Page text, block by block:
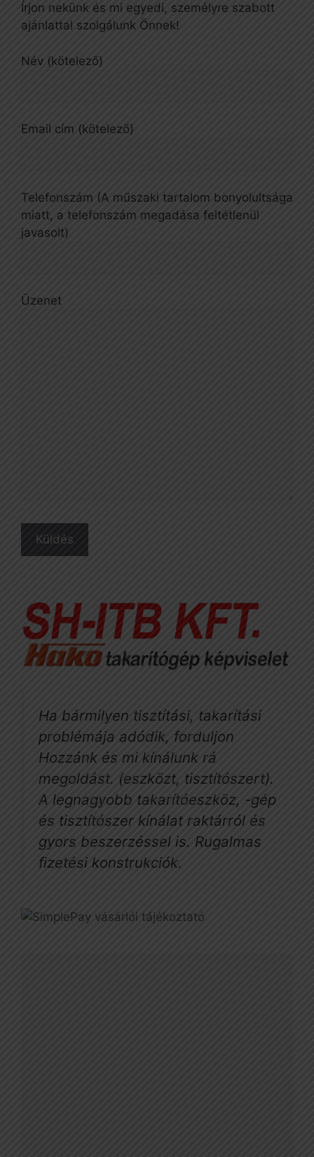
Írjon nekünk és mi egyedi, személyre szabott
ajánlattal szolgálunk Önnek!
Név (kötelező)
Email cím (kötelező)
Telefonszám (A műszaki tartalom bonyolultsága
miatt, a telefonszám megadása feltétlenül
javasolt)
Üzenet
Ha bármilyen tisztítási, takarítási
problémája adódik, forduljon
Hozzánk és mi kínálunk rá
megoldást. (eszközt, tisztítószert).
A legnagyobb takarítóeszköz, -gép
és tisztítószer kínálat raktárról és
gyors beszerzéssel is. Rugalmas
fizetési konstrukciók.